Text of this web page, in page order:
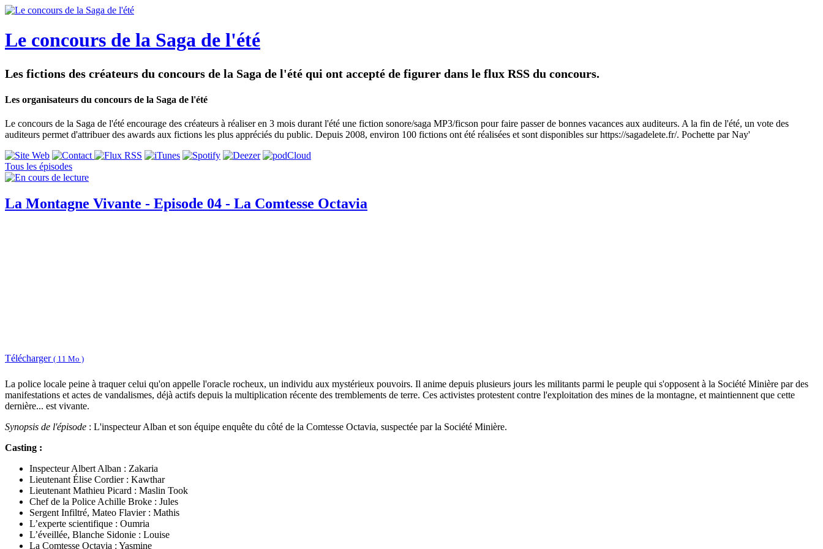
Le concours de la Saga de l'été
Les fictions des créateurs du concours de la Saga de l'été qui ont accepté de figurer dans le flux RSS du concours.
Les organisateurs du concours de la Saga de l'été
Le concours de la Saga de l'été encourage des créateurs à réaliser en 3 mois durant l'été une fiction sonore/saga MP3/ficson pour faire passer de bonnes vacances aux auditeurs. A la fin de l'été, un vote des
auditeurs permet d'attribuer des awards aux fictions les plus appréciés du public. Depuis 2008, environ 100 fictions ont été réalisées et sont disponibles sur https://sagadelete.fr/. Pochette par Nay'
Tous les épisodes
La Montagne Vivante - Episode 04 - La Comtesse Octavia
Télécharger ( 11 Mo )
La police locale peine à traquer celui qu'on appelle l'oracle rocheux, un individu aux mystérieux pouvoirs. Il anime depuis plusieurs jours les militants parmi le peuple qui s'opposent à la Société Minière par des
manifestations et actes de vandalismes, déjà actifs depuis la multiplication récente des tremblements de terre. Ces activistes protestent contre l'exploitation des mines de la montagne, et maintiennent que cette
dernière... est vivante.
Synopsis de l'épisode : L'inspecteur Alban et son équipe enquête du côté de la Comtesse Octavia, suspectée par la Société Minière.
Casting :
Inspecteur Albert Alban : Zakaria
Lieutenant Élise Cordier : Kawthar
Lieutenant Mathieu Picard : Maslin Took
Chef de la Police Achille Broke : Jules
Sergent Infiltré, Mateo Flavier : Mathis
L’experte scientifique : Oumria
L’éveillée, Blanche Sidonie : Louise
La Comtesse Octavia : Yasmine